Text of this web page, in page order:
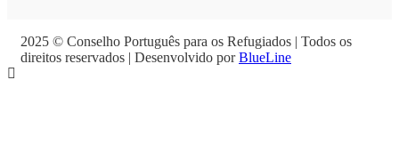
2025 © Conselho Português para os Refugiados | Todos os
direitos reservados | Desenvolvido porBlueLine